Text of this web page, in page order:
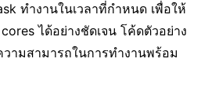
ทำงานในเวลาที่กำหนด เพื่อให้
ได้อย่างชัดเจน โค้ดตัวอย่าง
ามสามารถในการทำงานพร้อม